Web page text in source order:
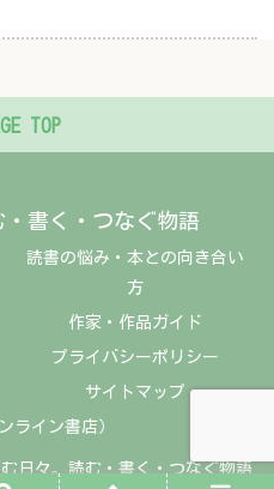
TOP
書く・つなぐ物語
読書の悩み・本との向き合い
方
作家・作品ガイド
プライバシーポリシー
サイトマップ
ライン書店）
日々。読む・書く・つなぐ物語